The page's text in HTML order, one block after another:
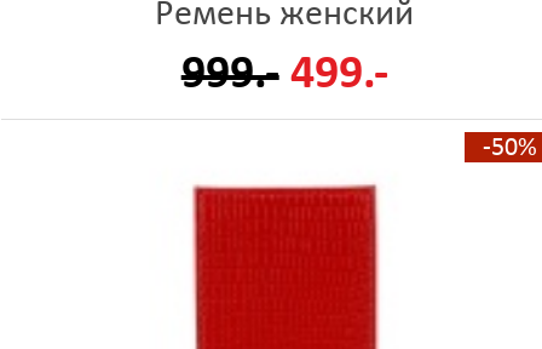
Ремень женский
999.- 499.-
-50%